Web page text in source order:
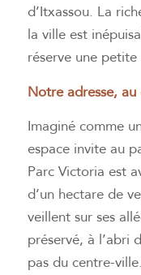
d’Itxassou. La
la ville est
réserve une petite
Notre adresse,
Imaginé comme
espace invite au
Parc Victoria est
d’un hectare de
veillent sur ses
préservé, à l’abri
pas du centre-ville.